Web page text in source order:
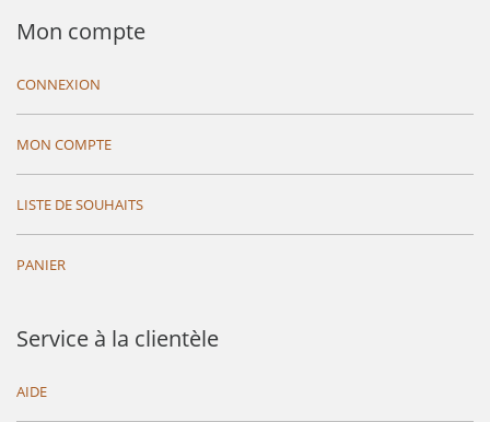
Mon compte
CONNEXION
MON COMPTE
LISTE DE SOUHAITS
PANIER
Service à la clientèle
AIDE